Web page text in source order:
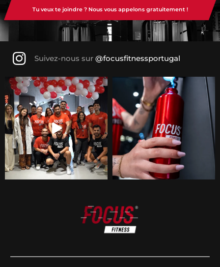
Tu veux te joindre ? Nous vous appelons gratuitement !
Suivez-nous sur @focusfitnessportugal